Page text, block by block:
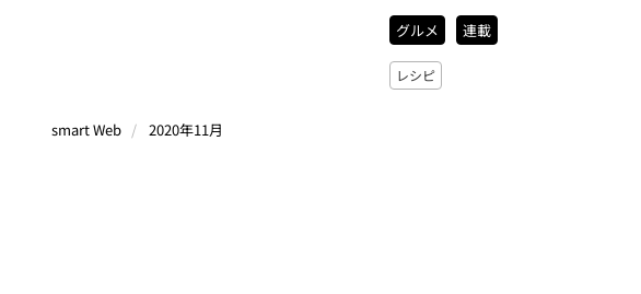
グルメ 連載
レシピ
smart Web 2020年11月